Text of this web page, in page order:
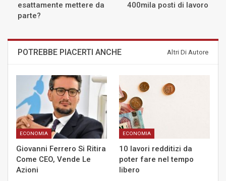
esattamente mettere da
parte?
400mila posti di lavoro
POTREBBE PIACERTI ANCHE Altri Di Autore
ECONOMIA
Giovanni Ferrero Si Ritira
Come CEO, Vende Le
Azioni
ECONOMIA
10 lavori redditizi da
poter fare nel tempo
libero